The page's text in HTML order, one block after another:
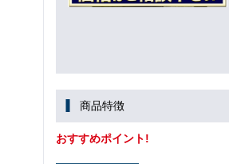
商品特徴
おすすめポイント!